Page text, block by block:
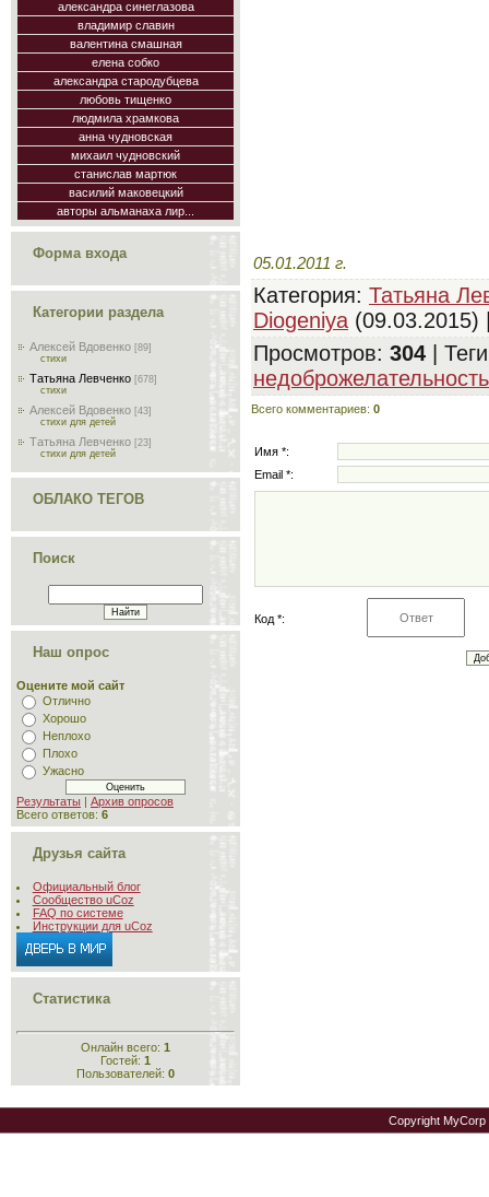
александра синеглазова
владимир славин
валентина смашная
елена собко
александра стародубцева
любовь тищенко
людмила храмкова
анна чудновская
михаил чудновский
станислав мартюк
василий маковецкий
авторы альманаха лир...
Форма входа
Категории раздела
Алексей Вдовенко [89]
стихи
Татьяна Левченко [678]
стихи
Алексей Вдовенко [43]
стихи для детей
Татьяна Левченко [23]
стихи для детей
ОБЛАКО ТЕГОВ
Поиск
Наш опрос
Оцените мой сайт
Отлично
Хорошо
Неплохо
Плохо
Ужасно
Результаты | Архив опросов
Всего ответов: 6
Друзья сайта
Официальный блог
Сообщество uCoz
FAQ по системе
Инструкции для uCoz
Статистика
Онлайн всего: 1
Гостей: 1
Пользователей: 0
05.01.2011 г.
Категория: Татьяна
Diogeniya
Просмотров: 304 | Теги
недоброжелательность
Всего комментариев: 0
Имя *:
Email *:
Код *:
Copyright MyCorp